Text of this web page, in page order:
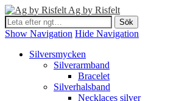
Ag by Risfelt
Show Navigation Hide Navigation
Silversmycken
Silverarmband
Bracelet
Silverhalsband
Necklaces silver